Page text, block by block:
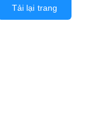
Tải lại trang